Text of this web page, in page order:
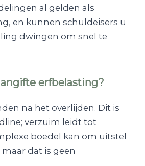
al gelden als
en kunnen schuldeisers u
dwingen om snel te
erfbelasting?
na het overlijden. Dit is
verzuim leidt tot
boedel kan om uitstel
dat is geen